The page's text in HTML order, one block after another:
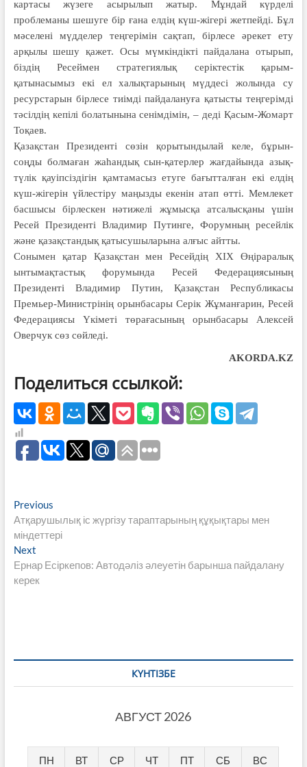
картасы жүзеге асырылып жатыр. Мұндай күрделі
проблеманы шешуге бір ғана елдің күш-жігері жетпейді. Бұл
мәселені мүдделер теңгерімін сақтап, бірлесе әрекет ету
арқылы шешу қажет. Осы мүмкіндікті пайдалана отырып,
біздің Ресеймен стратегиялық серіктестік қарым-
қатынасымыз екі ел халықтарының мүддесі жолында су
ресурстарын бірлесе тиімді пайдалануға қатысты теңгерімді
тәсілдің кепілі болатынына сенімдімін, – деді Қасым-Жомарт
Тоқаев.
Қазақстан Президенті сөзін қоры­тындылай келе, бұрын-
соңды болмаған жаһандық сын-қатерлер жағдайында азық-
түлік қауіпсіздігін қамтамасыз етуге бағытталған екі елдің
күш-жігерін үйлестіру маңызды екенін атап өтті. Мемлекет
басшысы бірлескен нәтижелі жұмысқа атсалысқаны үшін
Ресей Президенті Владимир Путинге, Форумның ресейлік
және қазақстандық қатысушыларына алғыс айтты.
Сонымен қатар Қазақстан мен Ресейдің XIX Өңіраралық
ынты­мақтастық форумында Ресей Феде­рациясының
Президенті Владимир Путин, Қазақстан Республикасы
Премьер-Министрінің орынбасары Серік Жұманғарин, Ресей
Федерациясы Үкіметі төрағасының орынбасары Алексей
Оверчук сөз сөйледі.
AKORDA.KZ
Поделиться ссылкой:
Навигация
по
записям
PreviousPrevious
post:
Атқарушылық іс жүргізу тараптарының құқықтары мен
міндеттері
NextNext
post:
Ернар Есіркепов: Автодәліз әлеуетін барынша пайдалану
керек
КҮНТІЗБЕ
АВГУСТ 2026
ПН ВТ СР ЧТ ПТ СБ ВС